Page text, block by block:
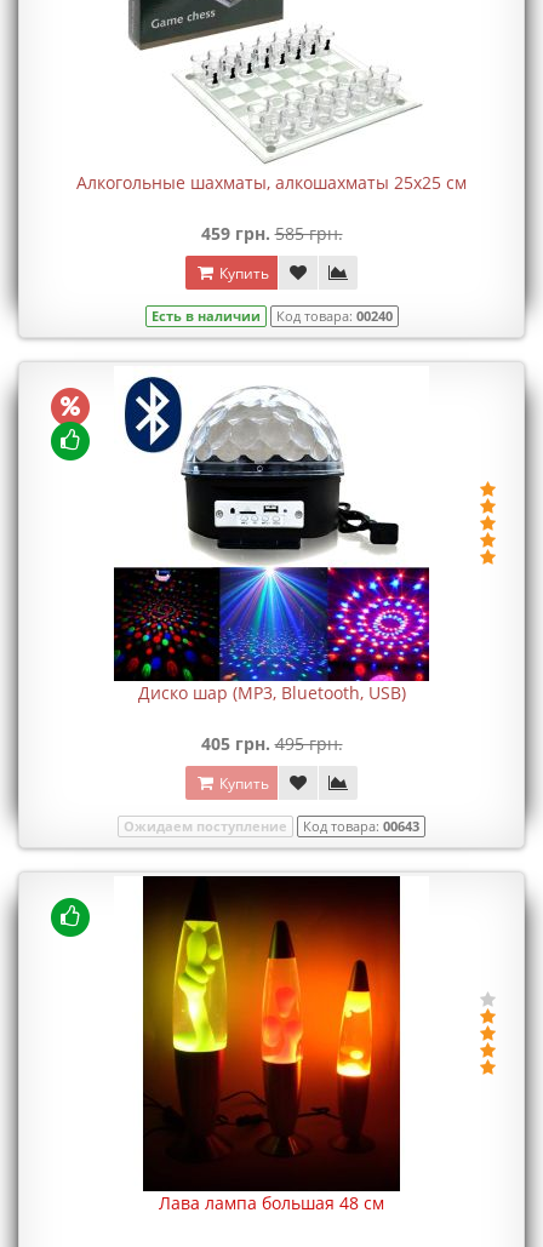
Алкогольные шахматы, алкошахматы 25х25 см
459 грн. 585 грн.
Купить
Есть в наличии Код товара: 00240
Диско шар (MP3, Bluetooth, USB)
405 грн. 495 грн.
Купить
Ожидаем поступление Код товара: 00643
Лава лампа большая 48 см